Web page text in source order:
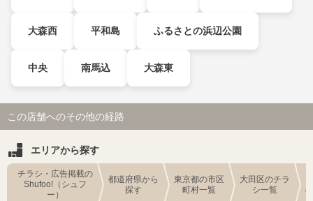
大森西 平和島 ふるさとの浜辺公園
中央 南馬込 大森東
この店舗へのその他の経路
エリアから探す
チラシ・広告掲載の
Shufoo!（シュフ
ー）
都道府県から
探す
東京都の市区
町村一覧
大田区のチラ
シ一覧